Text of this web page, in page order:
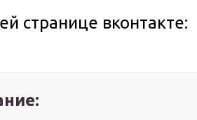
странице вконтакте: